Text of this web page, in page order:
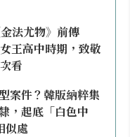
法尤物》前傳
王高中時期，致敬
看
案件？韓版納粹集
，起底「白色中
似處